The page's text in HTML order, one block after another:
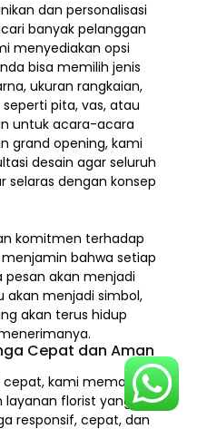
dan personalisasi
banyak pelanggan
menyediakan opsi
bisa memilih jenis
ukuran rangkaian,
pita, vas, atau
untuk acara-acara
grand opening, kami
desain agar seluruh
selaras dengan konsep
komitmen terhadap
menjamin bahwa setiap
pesan akan menjadi
akan menjadi simbol,
akan terus hidup
Cepat dan Aman
cepat, kami memahami
florist yang
responsif, cepat, dan